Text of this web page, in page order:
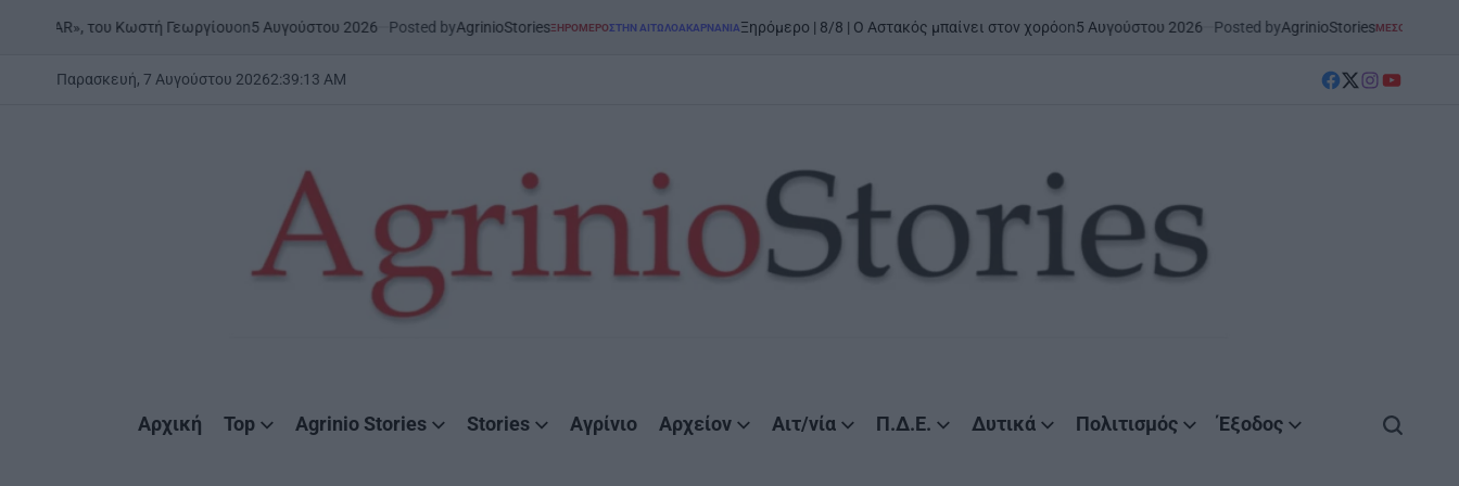
Κωστή Γεωργίουon5 Αυγούστου 2026 Posted byAgrinioStoriesPOSTED
ΞΗΡΟΜΕΡΟΣΤΗΝ ΑΙΤΩΛΟΑΚΑΡΝΑΝΊΑΞηρόμερο | 8/8 | Ο Αστακός μπαίνει στον χορόon5 Αυγούστου 2026 Posted byAgrinioStoriesPOSTED
ΜΕΣΟΛΌΓΓΙΣΤΗΝ
Παρασκευή, 7 Αυγούστου 20262:39:14 AM
facebook
Twitter
instagram
YouTube
Αρχική Top Agrinio Stories Stories Αγρίνιο Αρχείον Αιτ/νία Π.Δ.Ε. Δυτικά Πολιτισμός Έξοδος